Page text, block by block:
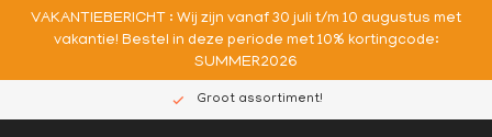
VAKANTIEBERICHT : Wij zijn vanaf 30 juli t/m 10 augustus met
vakantie! Bestel in deze periode met 10% kortingcode:
SUMMER2026
Groot assortiment!